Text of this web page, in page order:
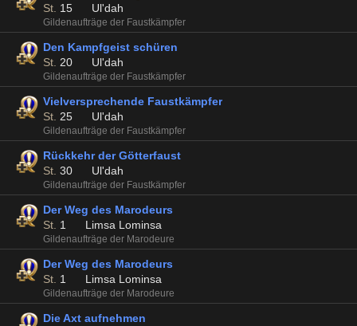
St. 15 Ul'dah
Gildenaufträge der Faustkämpfer
Den Kampfgeist schüren
St. 20 Ul'dah
Gildenaufträge der Faustkämpfer
Vielversprechende Faustkämpfer
St. 25 Ul'dah
Gildenaufträge der Faustkämpfer
Rückkehr der Götterfaust
St. 30 Ul'dah
Gildenaufträge der Faustkämpfer
Der Weg des Marodeurs
St. 1 Limsa Lominsa
Gildenaufträge der Marodeure
Der Weg des Marodeurs
St. 1 Limsa Lominsa
Gildenaufträge der Marodeure
Die Axt aufnehmen